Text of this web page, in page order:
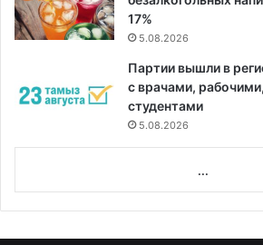
17%
5.08.2026
Партии вышли в
с врачами,
студентами
5.08.2026
...